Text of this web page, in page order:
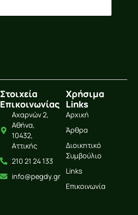
Στοιχεία
Επικοινωνίας
Αχαρνών 2,
Αθήνα,
10432,
Αττικής
210 21 24 133
info@pegdy.gr
Χρήσιμα
Links
Αρχική
Άρθρα
Διοικητικό
Συμβούλιο
Links
Επικοινωνία